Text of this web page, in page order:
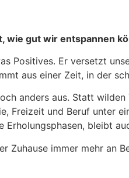
wie gut wir entspannen
Positives. Er versetzt
aus einer Zeit, in der
anders aus. Statt
Freizeit und Beruf unter
Erholungsphasen, bleibt
Zuhause immer mehr an